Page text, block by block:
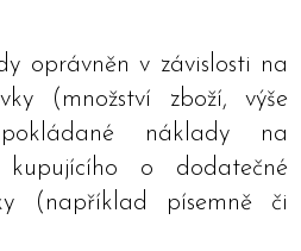
oprávněn v závislosti na
(množství zboží, výše
náklady na
o dodatečné
(například písemně či